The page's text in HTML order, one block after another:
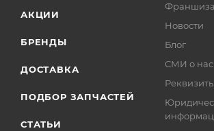
АКЦИИ
БРЕНДЫ
ДОСТАВКА
ПОДБОР ЗАПЧАСТЕЙ
СТАТЬИ
Франшиза
Новости
Блог
СМИ о нас
Реквизиты